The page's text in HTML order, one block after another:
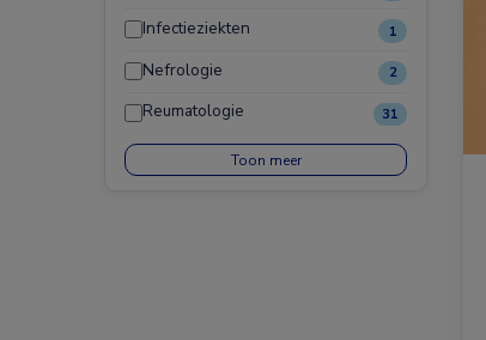
Infectieziekten 1
Nefrologie 2
Reumatologie 31
Toon meer